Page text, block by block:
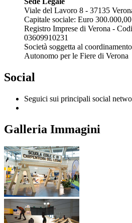
Viale del Lavoro 8 - 37135
Capitale sociale: Euro
Registro Imprese di Verona -
03609910231
Società soggetta al
Autonomo per le Fiere di Verona
Social
Seguici sui principali social
Galleria Immagini